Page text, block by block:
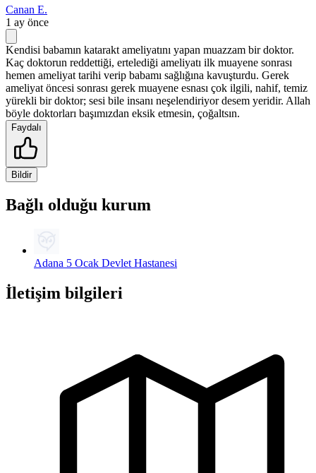
Canan E.
1 ay önce
Kendisi babamın katarakt ameliyatını yapan muazzam bir doktor.
Kaç doktorun reddettiği, ertelediği ameliyatı ilk muayene sonrası
hemen ameliyat tarihi verip babamı sağlığına kavuşturdu. Gerek
ameliyat öncesi sonrası gerek muayene esnası çok ilgili, nahif, temiz
yürekli bir doktor; sesi bile insanı neşelendiriyor desem yeridir. Allah
böyle doktorları başımızdan eksik etmesin, çoğaltsın.
Faydalı
Bildir
Bağlı olduğu kurum
Adana 5 Ocak Devlet Hastanesi
İletişim bilgileri